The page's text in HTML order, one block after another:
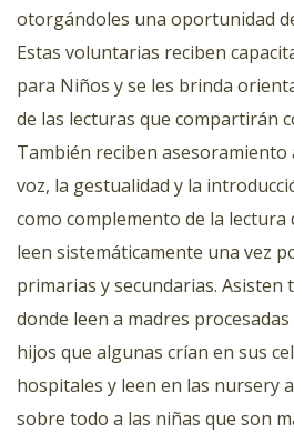
otorgándoles una oportunidad
Estas voluntarias reciben
para Niños y se les brinda
de las lecturas que compartirán
También reciben asesoramiento
voz, la gestualidad y la
como complemento de la lectura
leen sistemáticamente una vez
primarias y secundarias. Asisten
donde leen a madres
hijos que algunas crían en sus
hospitales y leen en las nursery
sobre todo a las niñas que son